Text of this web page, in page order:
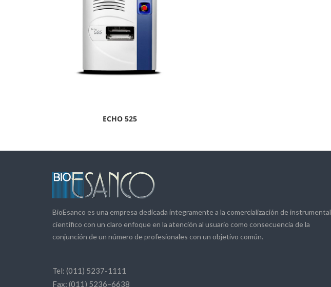
ECHO 525
BioEsanco es una empresa dedicada íntegramente a la comercialización de instrumental
científico con un claro enfoque en la atención al usuario como consecuencia de la
conjunción de un número de profesionales con un objetivo común.
Tel: (011) 5237-1111
Fax: (011) 5236–6638